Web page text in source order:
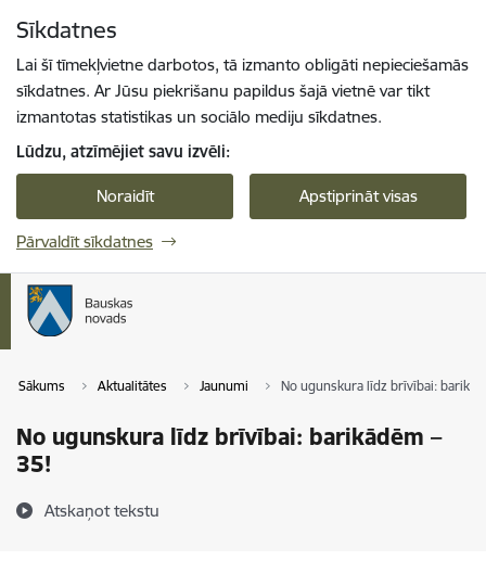
Sīkdatnes
Lai šī tīmekļvietne darbotos, tā izmanto obligāti nepieciešamās
sīkdatnes. Ar Jūsu piekrišanu papildus šajā vietnē var tikt
izmantotas statistikas un sociālo mediju sīkdatnes.
Lūdzu, atzīmējiet savu izvēli:
Noraidīt Apstiprināt visas
Pārvaldīt sīkdatnes
Sākums Aktualitātes Jaunumi No ugunskura līdz brīvībai:
No ugunskura līdz brīvībai: barikādēm –
35!
Atskaņot tekstu